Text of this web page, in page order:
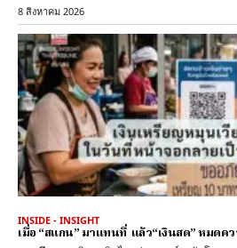
8 สิงหาคม 2026
INSIDE - INSIGHT
เมื่อ “สแกน” มาแทนที่ แล้ว“เงินสด” หมดค